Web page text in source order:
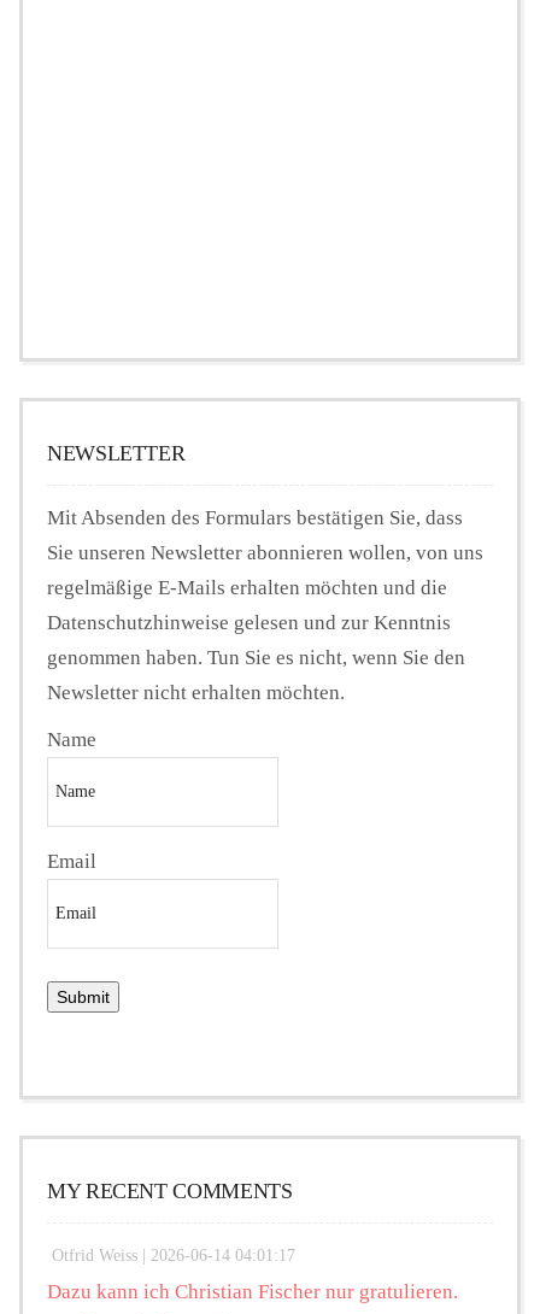
NEWSLETTER
Mit Absenden des Formulars bestätigen Sie, dass
Sie unseren Newsletter abonnieren wollen, von uns
regelmäßige E-Mails erhalten möchten und die
Datenschutzhinweise gelesen und zur Kenntnis
genommen haben. Tun Sie es nicht, wenn Sie den
Newsletter nicht erhalten möchten.
Name
Email
MY RECENT COMMENTS
Otfrid Weiss | 2026-06-14 04:01:17
Dazu kann ich Christian Fischer nur gratulieren.